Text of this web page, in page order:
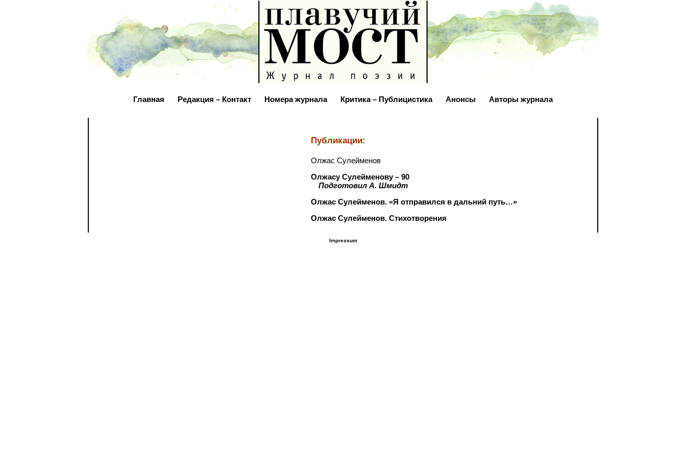
Главная Редакция – Контакт Номера журнала Критика – Публицистика Анонсы Авторы журнала
Публикации:
Олжас Сулейменов
Олжасу Сулейменову – 90
Подготовил А. Шмидт
Олжас Сулейменов. «Я отправился в дальний путь…»
Олжас Сулейменов. Стихотворения
Impressum